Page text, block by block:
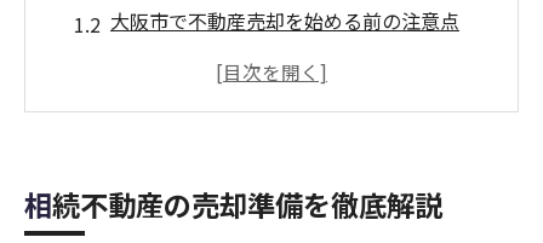
大阪市で不動産売却を始める前の注意点
相続財産の整理と不動産売却の進め方
不動産売却を円滑に進めるための極意
不動産売却をスムーズに進める秘訣
相続不動産の売却準備を徹底解説